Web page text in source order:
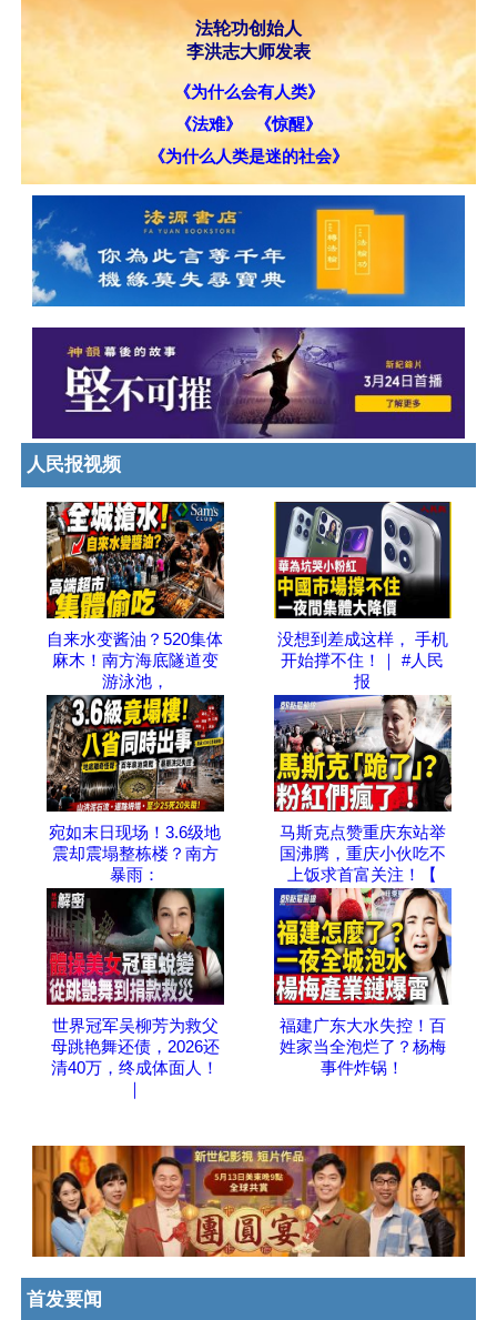
法轮功创始人
李洪志大师发表
《为什么会有人类》
《法难》
《惊醒》
《为什么人类是迷的社会》
人民报视频
自来水变酱油？520集体
麻木！南方海底隧道变
游泳池，
没想到差成这样， 手机
开始撑不住！｜ #人民
报
宛如末日现场！3.6级地
震却震塌整栋楼？南方
暴雨：
马斯克点赞重庆东站举
国沸腾，重庆小伙吃不
上饭求首富关注！【
世界冠军吴柳芳为救父
母跳艳舞还债，2026还
清40万，终成体面人！
｜
福建广东大水失控！百
姓家当全泡烂了？杨梅
事件炸锅！
首发要闻